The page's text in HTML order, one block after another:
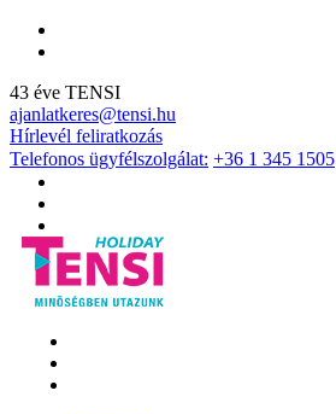
43 éve TENSI
ajanlatkeres@tensi.hu
Hírlevél feliratkozás
Telefonos ügyfélszolgálat: +36 1 345 1505